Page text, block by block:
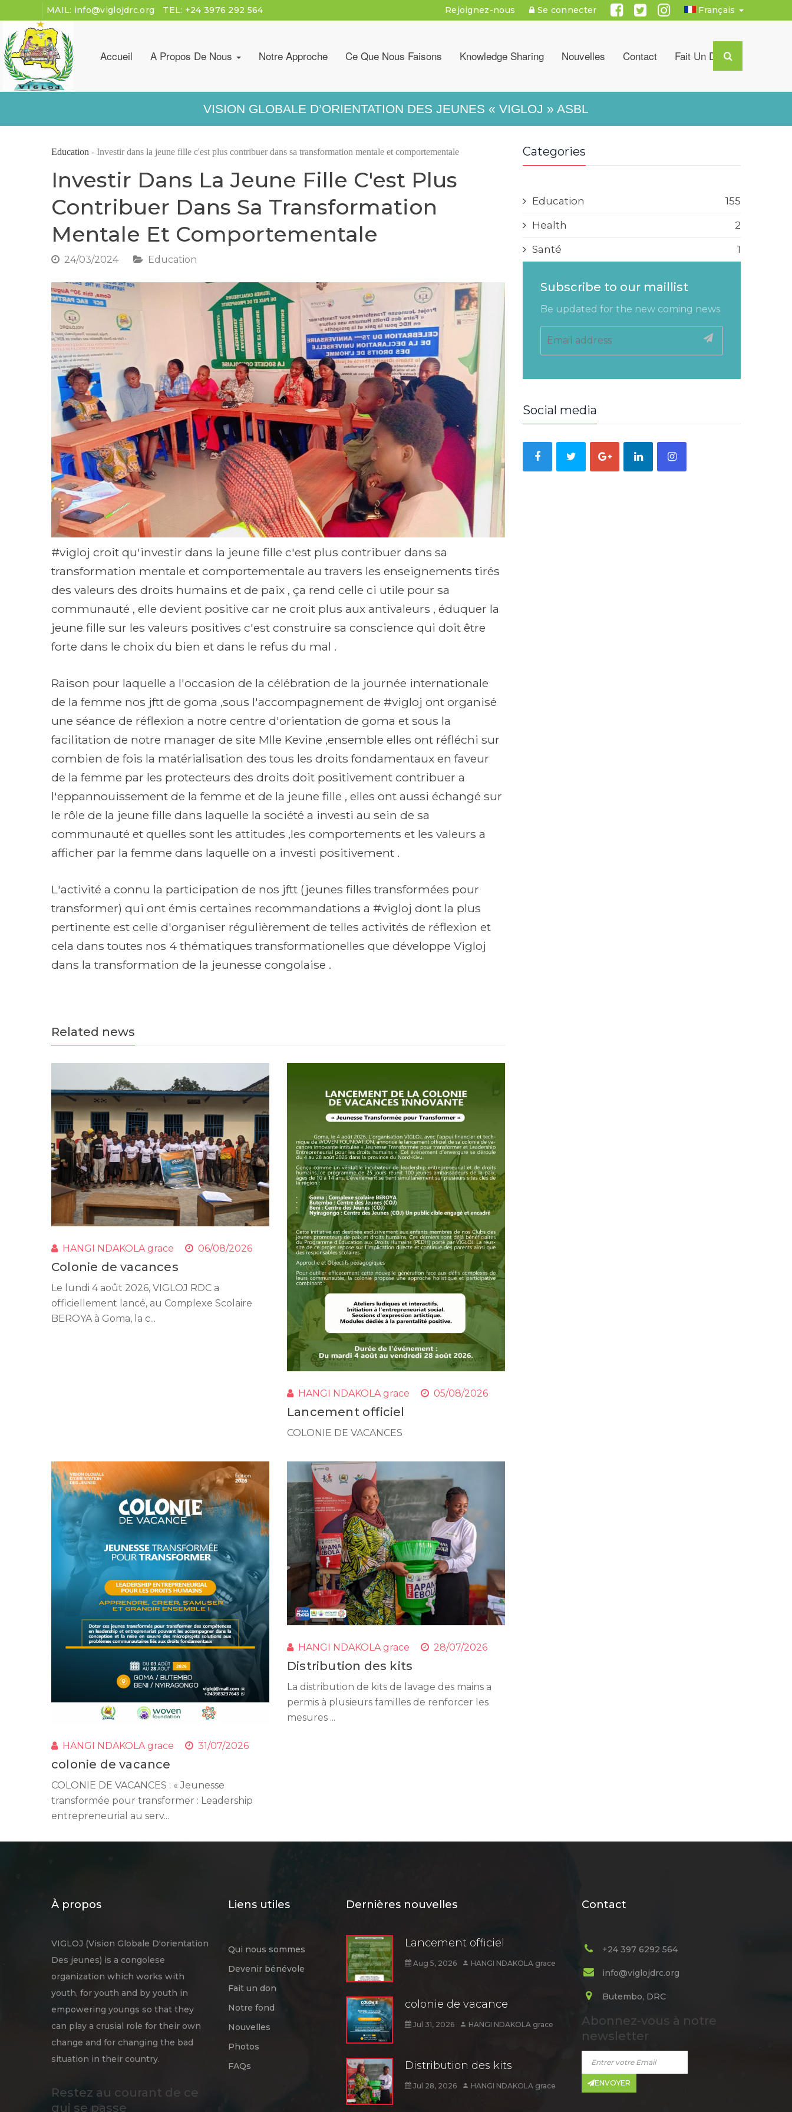
MAIL: info@viglojdrc.org TEL: +24 3976 292 564 Rejoignez-nous Se connecter Français
Accueil A Propos De Nous Notre Approche Ce Que Nous Faisons Knowledge Sharing Nouvelles Contact Fait Un Don
VISION GLOBALE D’ORIENTATION DES JEUNES « VIGLOJ » ASBL
Education - Investir dans la jeune fille c'est plus contribuer dans sa transformation mentale et comportementale
Investir Dans La Jeune Fille C'est Plus
Contribuer Dans Sa Transformation
Mentale Et Comportementale
24/03/2024 Education
#vigloj croit qu'investir dans la jeune fille c'est plus contribuer dans sa
transformation mentale et comportementale au travers les enseignements tirés
des valeurs des droits humains et de paix , ça rend celle ci utile pour sa
communauté , elle devient positive car ne croit plus aux antivaleurs , éduquer la
jeune fille sur les valeurs positives c'est construire sa conscience qui doit être
forte dans le choix du bien et dans le refus du mal .
Raison pour laquelle a l'occasion de la célébration de la journée internationale
de la femme nos jftt de goma ,sous l'accompagnement de #vigloj ont organisé
une séance de réflexion a notre centre d'orientation de goma et sous la
facilitation de notre manager de site Mlle Kevine ,ensemble elles ont réfléchi sur
combien de fois la matérialisation des tous les droits fondamentaux en faveur
de la femme par les protecteurs des droits doit positivement contribuer a
l'eppannouissement de la femme et de la jeune fille , elles ont aussi échangé sur
le rôle de la jeune fille dans laquelle la société a investi au sein de sa
communauté et quelles sont les attitudes ,les comportements et les valeurs a
afficher par la femme dans laquelle on a investi positivement .
L'activité a connu la participation de nos jftt (jeunes filles transformées pour
transformer) qui ont émis certaines recommandations a #vigloj dont la plus
pertinente est celle d'organiser régulièrement de telles activités de réflexion et
cela dans toutes nos 4 thématiques transformationelles que développe Vigloj
dans la transformation de la jeunesse congolaise .
Related news
HANGI NDAKOLA grace 06/08/2026
Colonie de vacances
Le lundi 4 août 2026, VIGLOJ RDC a
officiellement lancé, au Complexe Scolaire
BEROYA à Goma, la c...
HANGI NDAKOLA grace 05/08/2026
Lancement officiel
COLONIE DE VACANCES
HANGI NDAKOLA grace 31/07/2026
colonie de vacance
COLONIE DE VACANCES : « Jeunesse
transformée pour transformer : Leadership
entrepreneurial au serv...
HANGI NDAKOLA grace 28/07/2026
Distribution des kits
La distribution de kits de lavage des mains a
permis à plusieurs familles de renforcer les
mesures ...
Categories
Education 155
Health 2
Santé 1
Subscribe to our maillist
Be updated for the new coming news
Social media
À propos
VIGLOJ (Vision Globale D'orientation
Des jeunes) is a congolese
organization which works with
youth, for youth and by youth in
empowering youngs so that they
can play a crusial role for their own
change and for changing the bad
situation in their country.
Restez au courant de ce
qui se passe
Liens utiles
Qui nous sommes
Devenir bénévole
Fait un don
Notre fond
Nouvelles
Photos
FAQs
Dernières nouvelles
Lancement officiel
Aug 5, 2026 HANGI NDAKOLA grace
colonie de vacance
Jul 31, 2026 HANGI NDAKOLA grace
Distribution des kits
Jul 28, 2026 HANGI NDAKOLA grace
Contact
+24 397 6292 564
info@viglojdrc.org
Butembo, DRC
Abonnez-vous à notre
newsletter
ENVOYER